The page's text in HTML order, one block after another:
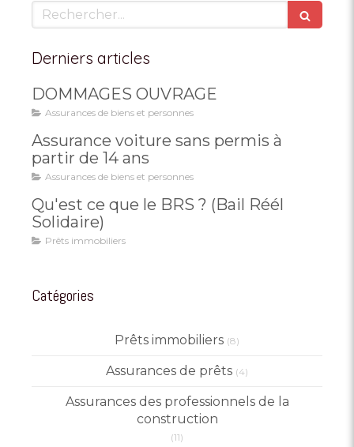
Rechercher
Derniers articles
DOMMAGES OUVRAGE
Assurances de biens et personnes
Assurance voiture sans permis à
partir de 14 ans
Assurances de biens et personnes
Qu'est ce que le BRS ? (Bail Réél
Solidaire)
Prêts immobiliers
Catégories
Prêts immobiliers (8)
Assurances de prêts (4)
Assurances des professionnels de la
construction
(11)